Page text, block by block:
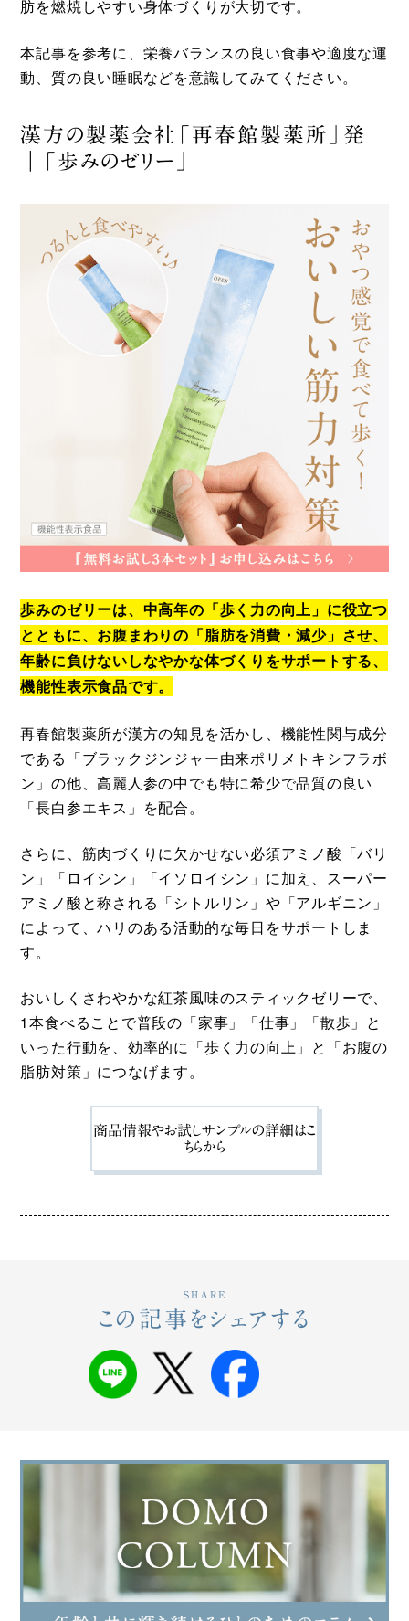
肪を燃焼しやすい身体づくりが大切です。
本記事を参考に、栄養バランスの良い食事や適度な運
動、質の良い睡眠などを意識してみてください。
漢方の製薬会社「再春館製薬所」発
｜「歩みのゼリー」
歩みのゼリーは、中高年の「歩く力の向上」に役立つ
とともに、お腹まわりの「脂肪を消費・減少」させ、
年齢に負けないしなやかな体づくりをサポートする、
機能性表示食品です。
再春館製薬所が漢方の知見を活かし、機能性関与成分
である「ブラックジンジャー由来ポリメトキシフラボ
ン」の他、高麗人参の中でも特に希少で品質の良い
「長白参エキス」を配合。
さらに、筋肉づくりに欠かせない必須アミノ酸「バリ
ン」「ロイシン」「イソロイシン」に加え、スーパー
アミノ酸と称される「シトルリン」や「アルギニン」
によって、ハリのある活動的な毎日をサポートしま
す。
おいしくさわやかな紅茶風味のスティックゼリーで、
1本食べることで普段の「家事」「仕事」「散歩」と
いった行動を、効率的に「歩く力の向上」と「お腹の
脂肪対策」につなげます。
商品情報やお試しサンプルの詳細はこ
ちらから
SHARE
この記事をシェアする